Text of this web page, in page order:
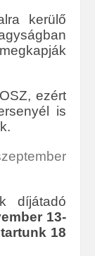
kerülő
ezért
is
díjátadó
13-
18